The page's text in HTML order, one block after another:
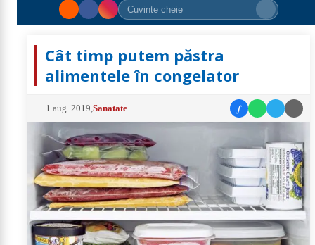
Cât timp putem păstra
alimentele în congelator
1 aug. 2019 ,Sanatate f